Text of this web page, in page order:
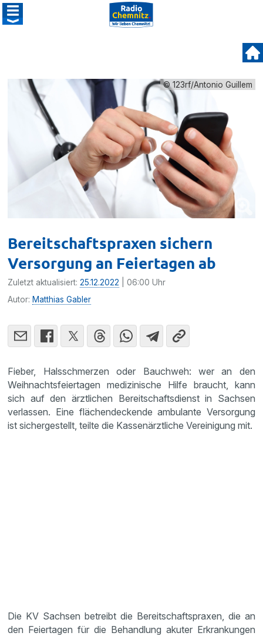
© 123rf/Antonio Guillem
Bereitschaftspraxen sichern
Versorgung an Feiertagen ab
Zuletzt aktualisiert:25.12.2022 | 06:00 Uhr
Autor: Matthias Gabler
Fieber, Halsschmerzen oder Bauchweh: wer an den
Weihnachtsfeiertagen medizinische Hilfe braucht, kann
sich auf den ärztlichen Bereitschaftsdienst in Sachsen
verlassen. Eine flächendeckende ambulante Versorgung
ist sichergestellt, teilte die Kassenärztliche Vereinigung mit.
Die KV Sachsen betreibt die Bereitschaftspraxen, die an
den Feiertagen für die Behandlung akuter Erkrankungen